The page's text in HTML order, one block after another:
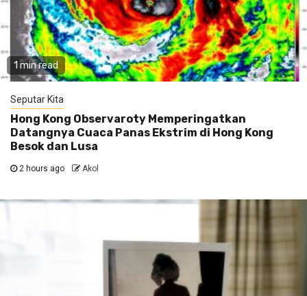
1 min read
Seputar Kita
Hong Kong Observaroty Memperingatkan
Datangnya Cuaca Panas Ekstrim di Hong Kong
Besok dan Lusa
2 hours ago Akol